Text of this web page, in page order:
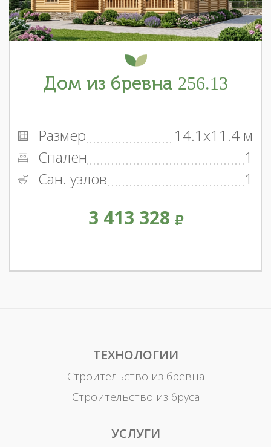
Дом из бревна 256.13
Размер
14.1x11.4 м
Спален
1
Сан. узлов
1
3 413 328
ТЕХНОЛОГИИ
Строительство из бревна
Строительство из бруса
УСЛУГИ